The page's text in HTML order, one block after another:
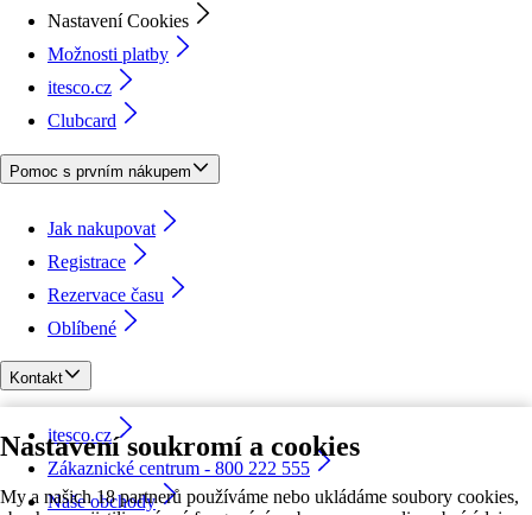
Nastavení soukromí a cookies
My a našich 18 partnerů používáme nebo ukládáme soubory cookies,
Nastavení Cookies
Možnosti platby
itesco.cz
Clubcard
Pomoc s prvním nákupem
Jak nakupovat
Registrace
Rezervace času
Oblíbené
Kontakt
itesco.cz
Zákaznické centrum - 800 222 555
Naše obchody